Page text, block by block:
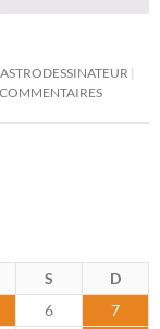
S
D
6
7